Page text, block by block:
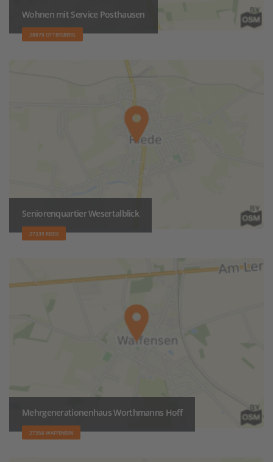
Wohnen mit Service Posthausen
28870 OTTERSBERG
Seniorenquartier Wesertalblick
27339 RIEDE
Mehrgenerationenhaus Worthmanns Hoff
27356 WAFFENSEN